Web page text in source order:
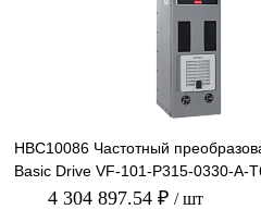
Под
HBC10086 Частотный
Basic Drive VF-101-P315-0330-A-
660В, 315кВт, 3
4 304 897.54 ₽ / шт